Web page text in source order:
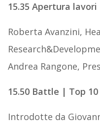
15.35 Apertura lavori
Roberta Avanzini,
Andrea Rangone,
15.50 Battle | Top 10
Introdotte da